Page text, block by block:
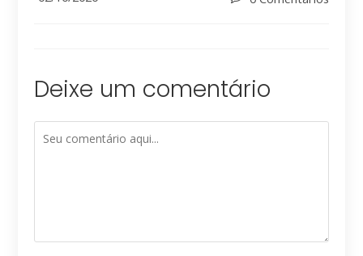
Deixe um comentário